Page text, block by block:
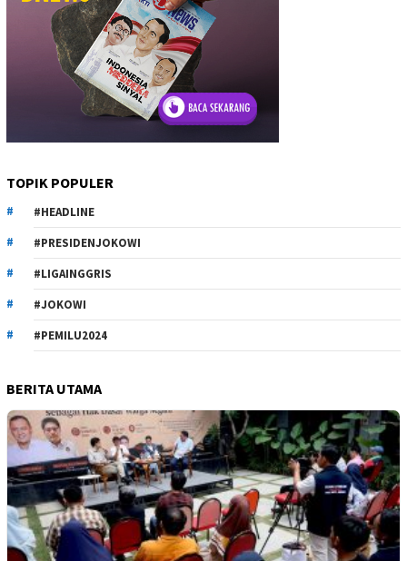
TOPIK POPULER
#HEADLINE
#PRESIDENJOKOWI
#LIGAINGGRIS
#JOKOWI
#PEMILU2024
BERITA UTAMA